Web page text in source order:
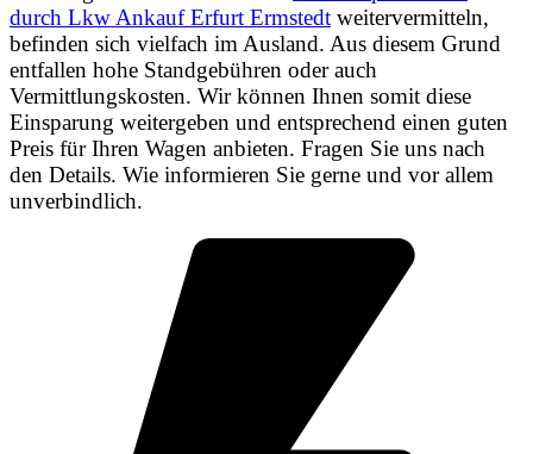
durch Lkw Ankauf Erfurt Ermstedt weitervermitteln,
befinden sich vielfach im Ausland. Aus diesem Grund
entfallen hohe Standgebühren oder auch
Vermittlungskosten. Wir können Ihnen somit diese
Einsparung weitergeben und entsprechend einen guten
Preis für Ihren Wagen anbieten. Fragen Sie uns nach
den Details. Wie informieren Sie gerne und vor allem
unverbindlich.